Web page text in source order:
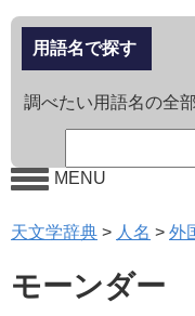
用語名で探す
調べたい用語名の全
MENU
天文学辞典 > 人名 > 外
モーンダー